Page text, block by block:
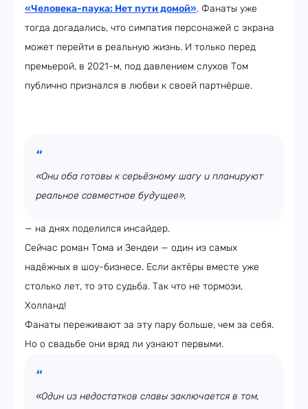
«Человека-паука: Нет пути домой». Фанаты уже
тогда догадались, что симпатия персонажей с экрана
может перейти в реальную жизнь. И только перед
премьерой, в 2021-м, под давлением слухов Том
публично признался в любви к своей партнёрше.
«Они оба готовы к серьёзному шагу и планируют
реальное совместное будущее»,
— на днях поделился инсайдер.
Сейчас роман Тома и Зендеи — один из самых
надёжных в шоу-бизнесе. Если актёры вместе уже
столько лет, то это судьба. Так что не тормози,
Холланд!
Фанаты переживают за эту пару больше, чем за себя.
Но о свадьбе они вряд ли узнают первыми.
«Один из недостатков славы заключается в том,